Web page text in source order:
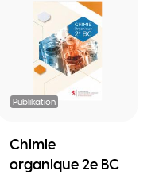
Publikation
Chimie
organique 2e BC